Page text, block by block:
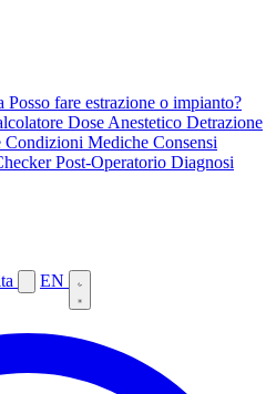
Posso fare estrazione o impianto?
Dose Anestetico Detrazione
Condizioni Mediche Consensi
Post-Operatorio Diagnosi
EN